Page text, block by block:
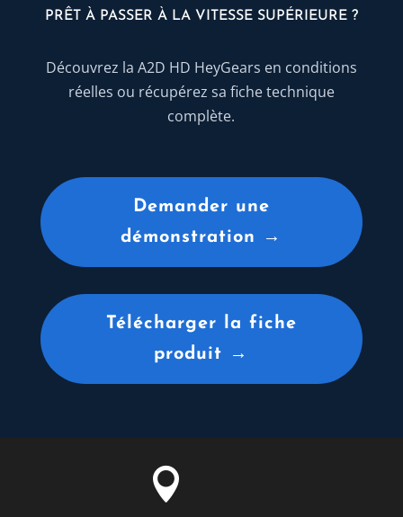
PRÊT À PASSER À LA VITESSE SUPÉRIEURE ?
Découvrez la A2D HD HeyGears en conditions
réelles ou récupérez sa fiche technique
complète.
Demander une
démonstration →
Télécharger la fiche
produit →
